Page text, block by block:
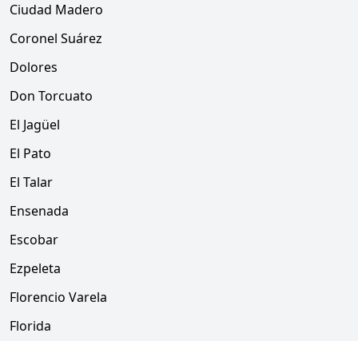
Ciudad Madero
Coronel Suárez
Dolores
Don Torcuato
El Jagüel
El Pato
El Talar
Ensenada
Escobar
Ezpeleta
Florencio Varela
Florida